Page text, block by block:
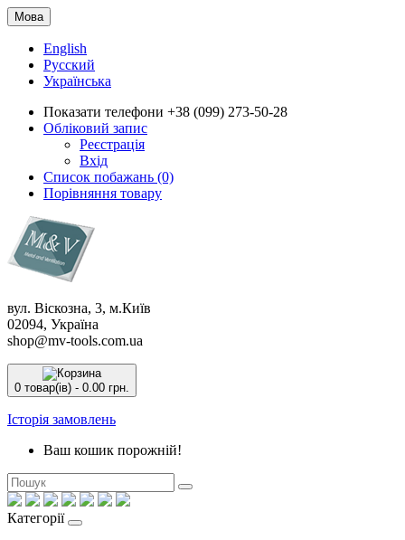
Мова
English
Русский
Українська
Показати телефони +38 (099) 273-50-28
Обліковий запис
Реєстрація
Вхід
Список побажань (0)
Порівняння товару
вул. Віскозна, 3, м.Київ
02094, Україна
shop@mv-tools.com.ua
0 товар(ів) - 0.00 грн.
Історія замовлень
Ваш кошик порожній!
Категорії